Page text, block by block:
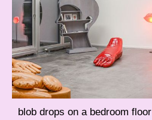
blob drops on a bedroom floor